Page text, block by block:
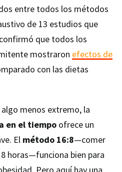
entre todos los métodos
de 13 estudios que
que todos los
mostraron efectos de
con las dietas
menos extremo, la
en el tiempo ofrece un
El método 16:8—comer
horas—funciona bien para
Pero aquí hay una